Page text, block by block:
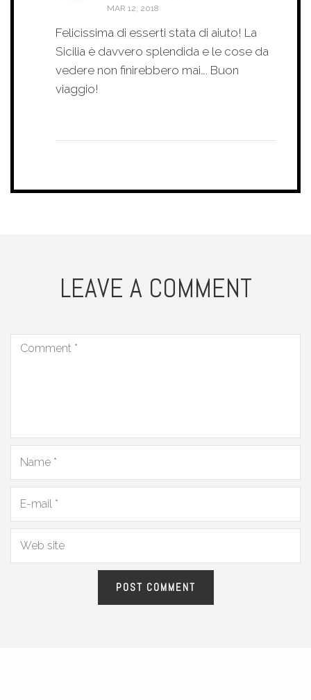
MAR 12, 2018
Felicissima di esserti stata di aiuto! La
Sicilia è davvero splendida e le cose da
vedere non finirebbero mai…. Buon
viaggio!
LEAVE A COMMENT